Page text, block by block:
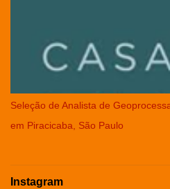
Seleção de Analista de
em Piracicaba, São Paulo
Instagram